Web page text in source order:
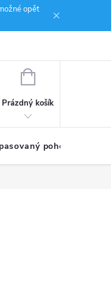
opět
NÁKUPNÍ
Prázdný košík
pohon TDM